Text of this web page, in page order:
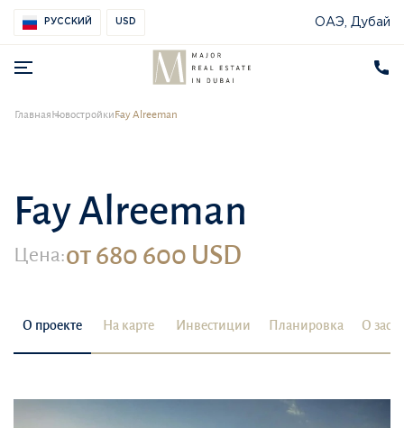
РУССКИЙ USD ОАЭ, Дубай
ГлавнаяНовостройкиFay Alreeman
Fay Alreeman
Цена:от 680 600 USD
О проекте На карте Инвестиции Планировка О